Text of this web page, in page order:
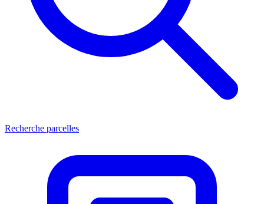
Recherche parcelles